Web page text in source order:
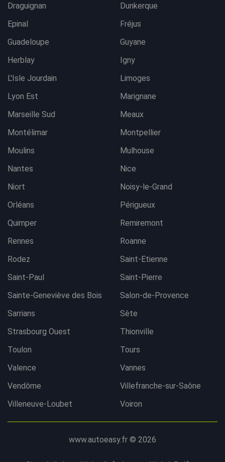
Draguignan
Dunkerque
Epinal
Fréjus
Guadeloupe
Guyane
Herblay
Igny
L'Isle Jourdain
Limoges
Lyon Est
Marignane
Marseille Sud
Meaux
Montélimar
Montpellier
Moulins
Mulhouse
Nantes
Nice
Niort
Noisy-le-Grand
Orléans
Périgueux
Quimper
Remiremont
Rennes
Roanne
Rodez
Saint-Etienne
Saint-Paul
Saint-Pierre
Sainte-Geneviève des Bois
Salon-de-Provence
Sarrians
Sète
Strasbourg Ouest
Thionville
Toulon
Tours
Valence
Vannes
Vendôme
Villefranche-sur-Saône
Villeneuve-Loubet
Voiron
www.autoeasy.fr © 2026